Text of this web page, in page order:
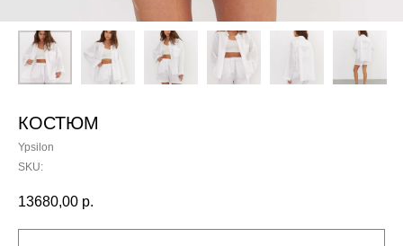
КОСТЮМ
Ypsilon
SKU:
13680,00 р.